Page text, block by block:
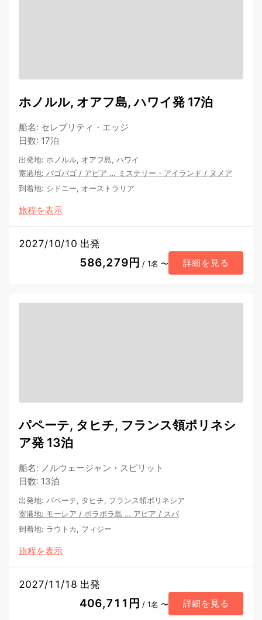
ホノルル, オアフ島, ハワイ発 17泊
船名: セレブリティ・エッジ
日数: 17泊
出発地: ホノルル, オアフ島, ハワイ
寄港地: パゴパゴ / アピア … ミステリー・アイランド / ヌメア
到着地: シドニー, オーストラリア
旅程を表示
2027/10/10 出発
586,279円 / 1名 〜 詳細を見る
パペーテ, タヒチ, フランス領ポリネシ
ア発 13泊
船名: ノルウェージャン・スピリット
日数: 13泊
出発地: パペーテ, タヒチ, フランス領ポリネシア
寄港地: モーレア / ボラボラ島 … アピア / スバ
到着地: ラウトカ, フィジー
旅程を表示
2027/11/18 出発
406,711円 / 1名 〜 詳細を見る